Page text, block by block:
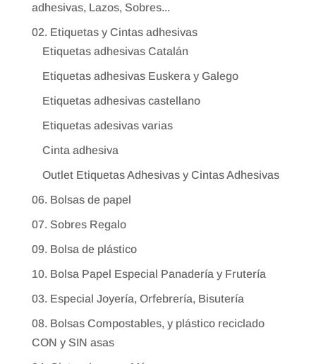
adhesivas, Lazos, Sobres...
02. Etiquetas y Cintas adhesivas
Etiquetas adhesivas Catalán
Etiquetas adhesivas Euskera y Galego
Etiquetas adhesivas castellano
Etiquetas adesivas varias
Cinta adhesiva
Outlet Etiquetas Adhesivas y Cintas Adhesivas
06. Bolsas de papel
07. Sobres Regalo
09. Bolsa de plástico
10. Bolsa Papel Especial Panadería y Frutería
03. Especial Joyería, Orfebrería, Bisutería
08. Bolsas Compostables, y plástico reciclado
CON y SIN asas